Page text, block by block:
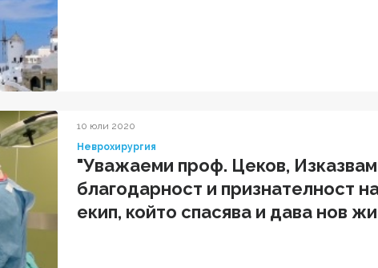
10 юли 2020
Неврохирургия
"Уважаеми проф. Цеков,
благодарност и признателност
екип, който спасява и дава нов